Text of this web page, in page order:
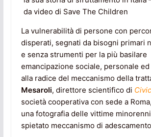
da video di Save The Children
La vulnerabilità di persone con
disperati, segnati da bisogni primari
e senza strumenti per la più basilare
emancipazione sociale, personale
alla radice del meccanismo della
Mesaroli, direttore scientifico di
società cooperativa con sede a
una fotografia delle vittime
spietato meccanismo di